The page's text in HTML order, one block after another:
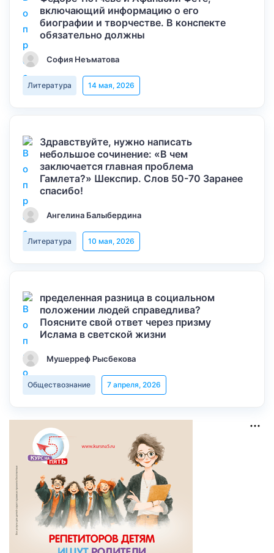
включающий информацию о его
биографии и творчестве. В конспекте
обязательно должны
София Неъматова
Литература 14 мая, 2026
Здравствуйте, нужно написать
небольшое сочинение: «В чем
заключается главная проблема
Гамлета?» Шекспир. Слов 50-70 Заранее
спасибо!
Ангелина Балыбердина
Литература 10 мая, 2026
пределенная разница в социальном
положении людей справедлива?
Поясните свой ответ через призму
Ислама в светской жизни
Мушерреф Рысбекова
Обществознание 7 апреля, 2026